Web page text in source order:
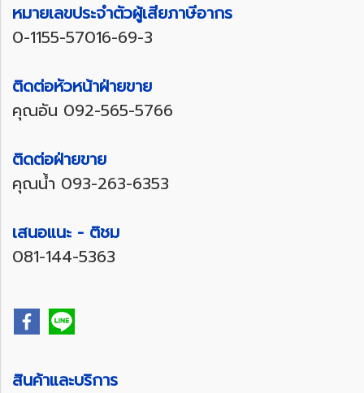
หมายเลขประจำตัวผู้เสียภาษีอากร
0-1155-57016-69-3
ติดต่อหัวหน้าฝ่ายขาย
คุณอัน 092-565-5766
ติดต่อฝ่ายขาย
คุณน้ำ 093-263-6353
เสนอแนะ - ติชม
081-144-5363
สินค้าและบริการ